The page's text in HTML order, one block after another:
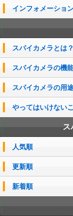
インフォメーショ
スパイカメラとは？
スパイカメラの機
スパイカメラの用
やってはいけない
ス
人気順
更新順
新着順